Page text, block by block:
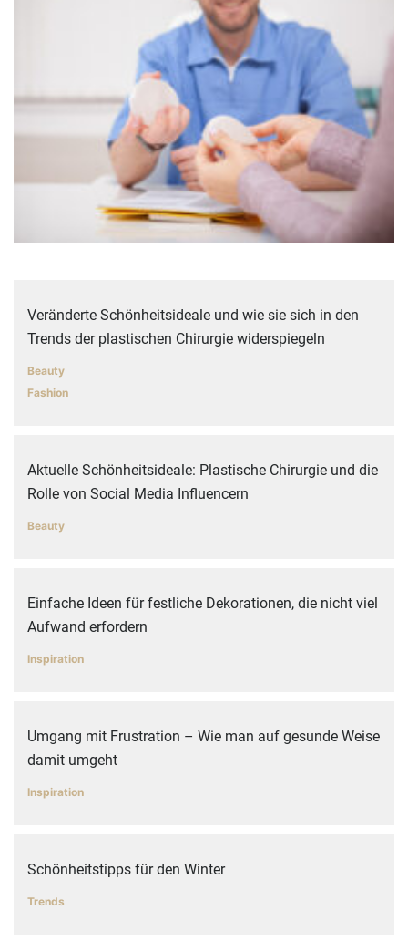
Veränderte Schönheitsideale und wie sie sich in den
Trends der plastischen Chirurgie widerspiegeln
Beauty
Fashion
Aktuelle Schönheitsideale: Plastische Chirurgie und die
Rolle von Social Media Influencern
Beauty
Einfache Ideen für festliche Dekorationen, die nicht viel
Aufwand erfordern
Inspiration
Umgang mit Frustration – Wie man auf gesunde Weise
damit umgeht
Inspiration
Schönheitstipps für den Winter
Trends